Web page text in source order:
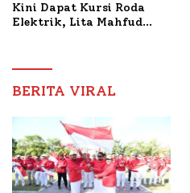
Kini Dapat Kursi Roda
Elektrik, Lita Mahfud
Nabil
BERITA VIRAL